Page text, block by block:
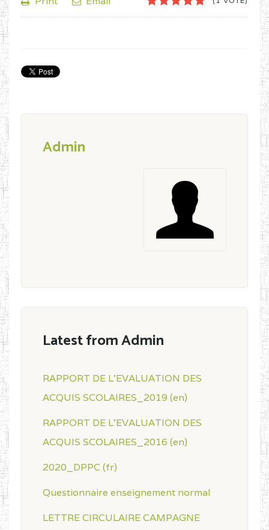
Admin
Latest from Admin
RAPPORT DE L'EVALUATION DES
ACQUIS SCOLAIRES_2019 (en)
RAPPORT DE L'EVALUATION DES
ACQUIS SCOLAIRES_2016 (en)
2020_DPPC (fr)
Questionnaire enseignement normal
LETTRE CIRCULAIRE CAMPAGNE